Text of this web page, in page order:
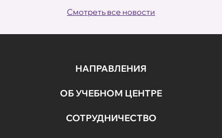
Смотреть все новости
НАПРАВЛЕНИЯ
ОБ УЧЕБНОМ ЦЕНТРЕ
СОТРУДНИЧЕСТВО